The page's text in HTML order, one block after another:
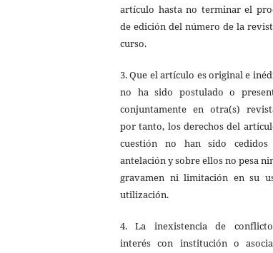
artículo hasta no terminar el
de edición del número de la
curso.
3. Que el artículo es original e
no ha sido postulado o
conjuntamente en otra(s)
por tanto, los derechos del
cuestión no han sido cedidos
antelación y sobre ellos no pesa
gravamen ni limitación en su
utilización.
4. La inexistencia de
interés con institución o